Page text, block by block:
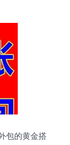
包的黄金搭